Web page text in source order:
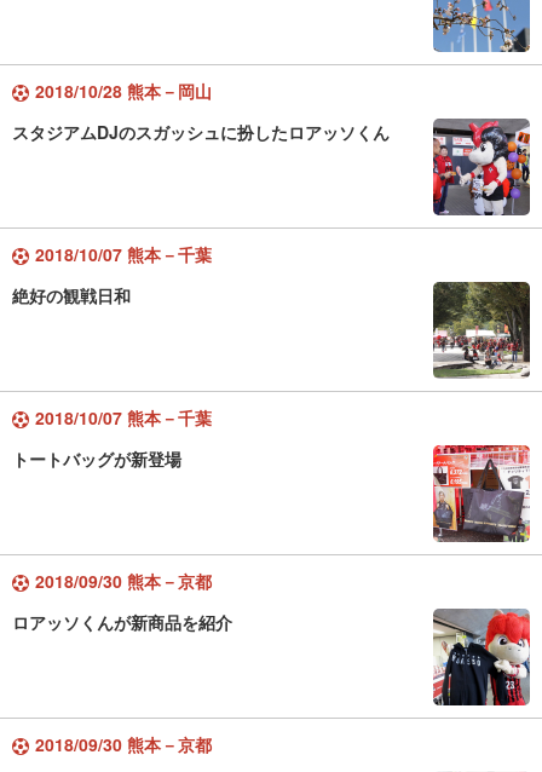
2018/10/28 熊本－岡山
スタジアムDJのスガッシュに扮したロアッソくん
2018/10/07 熊本－千葉
絶好の観戦日和
2018/10/07 熊本－千葉
トートバッグが新登場
2018/09/30 熊本－京都
ロアッソくんが新商品を紹介
2018/09/30 熊本－京都